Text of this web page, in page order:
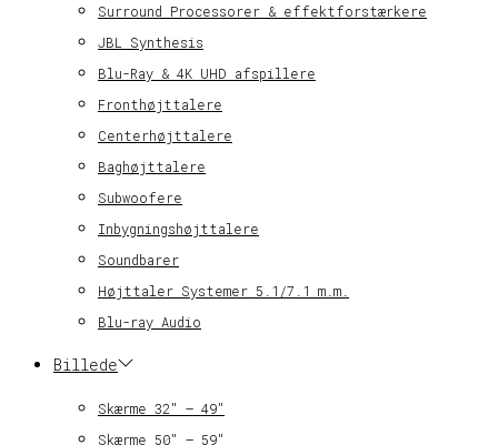
Surround Processorer & effektforstærkere
JBL Synthesis
Blu-Ray & 4K UHD afspillere
Fronthøjttalere
Centerhøjttalere
Baghøjttalere
Subwoofere
Inbygningshøjttalere
Soundbarer
Højttaler Systemer 5.1/7.1 m.m.
Blu-ray Audio
Billede
Skærme 32″ – 49″
Skærme 50″ – 59″